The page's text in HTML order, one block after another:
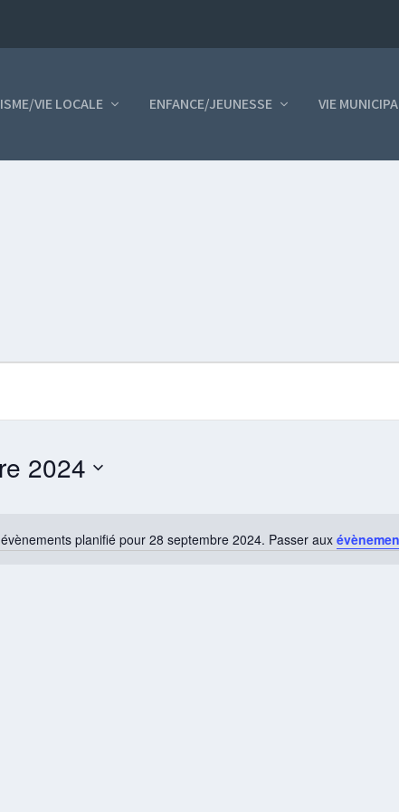
VIE LOCALE ENFANCE/JEUNESSE VIE
Notice
planifié pour 28 septembre 2024. Passer aux
2024